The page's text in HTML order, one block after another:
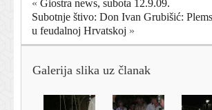
« Giostra news, subota 12.9.09.
Subotnje štivo: Don Ivan Grubišić:
u feudalnoj Hrvatskoj »
Galerija slika uz članak